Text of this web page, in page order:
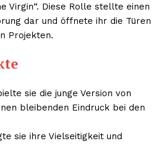
Virgin“. Diese Rolle stellte einen
dar und öffnete ihr die Türen
Projekten.
sie die junge Version von
bleibenden Eindruck bei den
sie ihre Vielseitigkeit und